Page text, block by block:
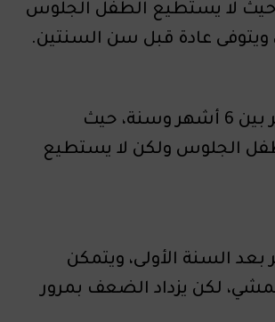
حيث لا يستطيع الطفل الجلوس
ويتوفى عادة قبل سن السنتين.
: يظهر بين 6 أشهر وسنة، حيث
الجلوس ولكن لا يستطيع
بعد السنة الأولى، ويتمكن
لكن يزداد الضعف بمرور